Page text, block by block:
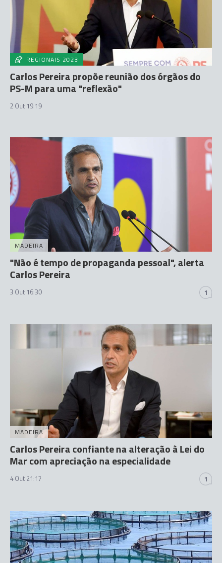
REGIONAIS 2023
Carlos Pereira propõe reunião dos órgãos do
PS-M para uma "reflexão"
2 Out 19:19
MADEIRA
"Não é tempo de propaganda pessoal", alerta
Carlos Pereira
3 Out 16:30 1
MADEIRA
Carlos Pereira confiante na alteração à Lei do
Mar com apreciação na especialidade
4 Out 21:17 1